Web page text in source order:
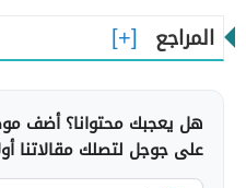
المراجع
هل يعجبك محتوانا؟ أضف
على جوجل لتصلك مقالاتنا